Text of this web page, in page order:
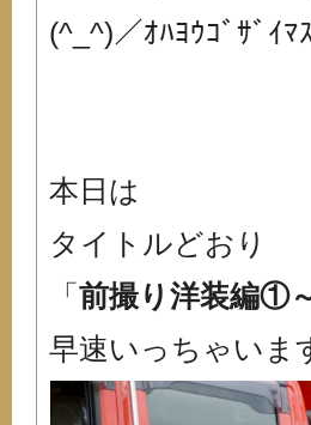
(^_^)／ｵﾊﾖｳｺﾞｻﾞｲﾏ
本日は
タイトルどおり
「 前撮り洋装編①
早速いっちゃいま